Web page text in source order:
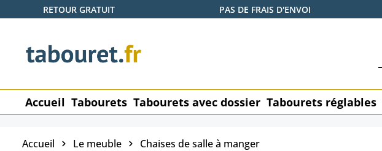
au contenu principal
Passer à la recherche
Passer à la navigation principale
RETOUR GRATUIT PAS DE FRAIS D'ENVOI
Accueil Tabourets Tabourets avec dossier Tabourets réglables
Accueil Le meuble Chaises de salle à manger